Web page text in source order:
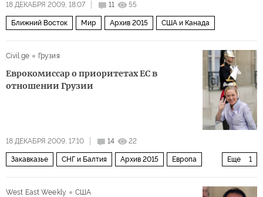
18 ДЕКАБРЯ 2009, 18:07 11 55
Ближний Восток Мир Архив 2015 США и Канада
Civil.ge Грузия
Еврокомиссар о приоритетах ЕС в
отношении Грузии
18 ДЕКАБРЯ 2009, 17:10 14 22
Еще 1
Закавказье СНГ и Балтия Архив 2015 Европа
West East Weekly
США